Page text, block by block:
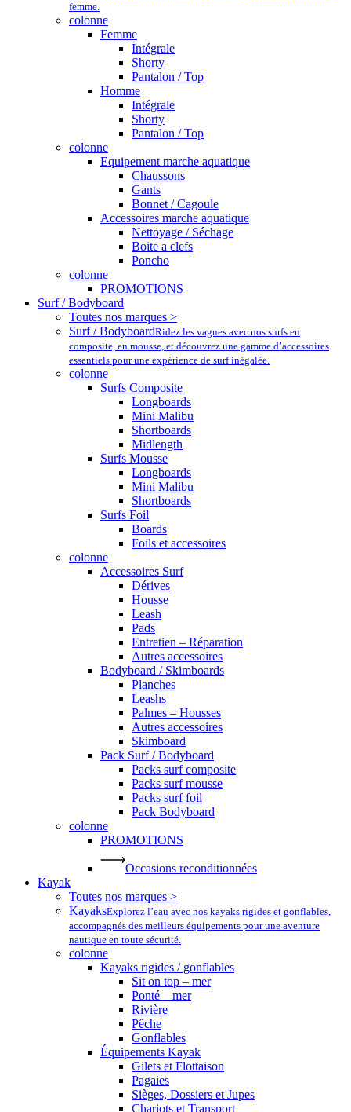
femme.
colonne
Femme
Intégrale
Shorty
Pantalon / Top
Homme
Intégrale
Shorty
Pantalon / Top
colonne
Equipement marche aquatique
Chaussons
Gants
Bonnet / Cagoule
Accessoires marche aquatique
Nettoyage / Séchage
Boite a clefs
Poncho
colonne
PROMOTIONS
Surf / Bodyboard
Toutes nos marques >
Surf / BodyboardRidez les vagues avec nos surfs en
composite, en mousse, et découvrez une gamme d’accessoires
essentiels pour une expérience de surf inégalée.
colonne
Surfs Composite
Longboards
Mini Malibu
Shortboards
Midlength
Surfs Mousse
Longboards
Mini Malibu
Shortboards
Surfs Foil
Boards
Foils et accessoires
colonne
Accessoires Surf
Dérives
Housse
Leash
Pads
Entretien – Réparation
Autres accessoires
Bodyboard / Skimboards
Planches
Leashs
Palmes – Housses
Autres accessoires
Skimboard
Pack Surf / Bodyboard
Packs surf composite
Packs surf mousse
Packs surf foil
Pack Bodyboard
colonne
PROMOTIONS
Occasions reconditionnées
Kayak
Toutes nos marques >
KayaksExplorez l’eau avec nos kayaks rigides et gonflables,
accompagnés des meilleurs équipements pour une aventure
nautique en toute sécurité.
colonne
Kayaks rigides / gonflables
Sit on top – mer
Ponté – mer
Rivière
Pêche
Gonflables
Équipements Kayak
Gilets et Flottaison
Pagaies
Sièges, Dossiers et Jupes
Chariots et Transport